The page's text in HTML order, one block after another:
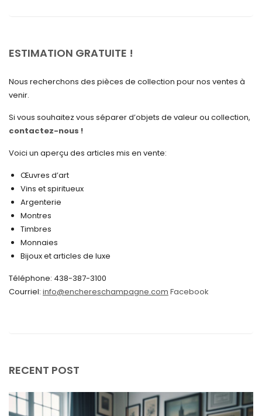
avril 2025
février 2025
décembre 2024
novembre 2024
octobre 2024
septembre 2024
août 2024
mai 2024
avril 2024
octobre 2023
ESTIMATION GRATUITE !
Nous recherchons des pièces de collection pour nos ventes à
venir.
Si vous souhaitez vous séparer d’objets de valeur ou collection,
contactez-nous !
Voici un aperçu des articles mis en vente:
Œuvres d’art
Vins et spiritueux
Argenterie
Montres
Timbres
Monnaies
Bijoux et articles de luxe
Téléphone: 438-387-3100
Courriel: info@enchereschampagne.com Facebook
RECENT POST